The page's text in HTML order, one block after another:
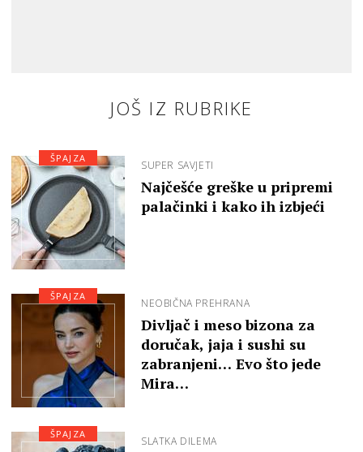
JOŠ IZ RUBRIKE
SUPER SAVJETI
Najčešće greške u pripremi
palačinki i kako ih izbjeći
ŠPAJZA
NEOBIČNA PREHRANA
Divljač i meso bizona za
doručak, jaja i sushi su
zabranjeni… Evo što jede
Mira…
ŠPAJZA
SLATKA DILEMA
ŠPAJZA